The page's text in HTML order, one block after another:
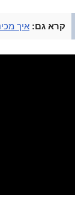
קרא גם: איך